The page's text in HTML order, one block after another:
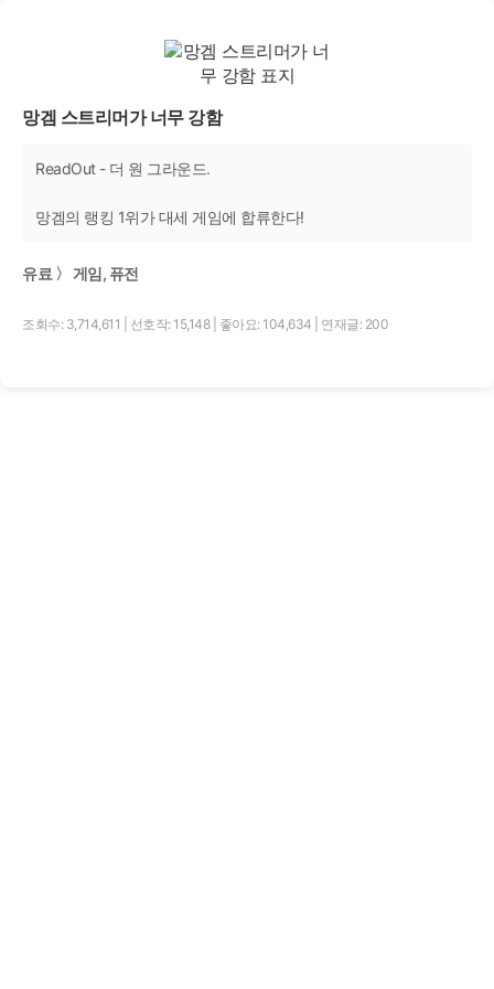
망겜 스트리머가 너무 강함
ReadOut - 더 원 그라운드.
망겜의 랭킹 1위가 대세 게임에 합류한다!
유료 〉 게임, 퓨전
조회수: 3,714,611 선호작: 15,148 좋아요: 104,634 연재글: 200